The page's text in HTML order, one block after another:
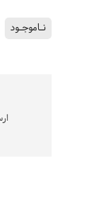
نـاموجـود